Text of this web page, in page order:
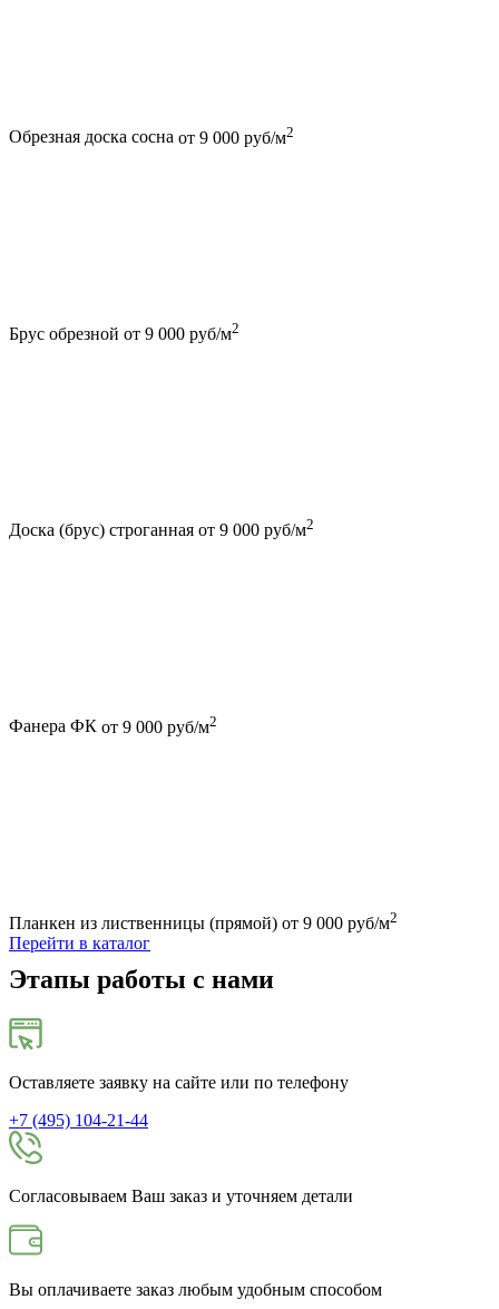
Обрезная доска сосна от 9 000 руб/м2
Брус обрезной от 9 000 руб/м2
Доска (брус) строганная от 9 000 руб/м2
Фанера ФК от 9 000 руб/м2
Планкен из лиственницы (прямой) от 9 000 руб/м2
Перейти в каталог
Этапы работы с нами
Оставляете заявку на сайте или по телефону
+7 (495) 104-21-44
Согласовываем Ваш заказ и уточняем детали
Вы оплачиваете заказ любым удобным способом